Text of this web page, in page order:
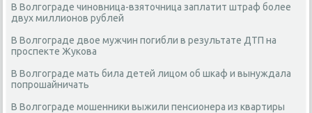
В Волгограде чиновница-взяточница заплатит штраф более
двух миллионов рублей
В Волгограде двое мужчин погибли в результате ДТП на
проспекте Жукова
В Волгограде мать била детей лицом об шкаф и вынуждала
попрошайничать
В Волгограде мошенники выжили пенсионера из квартиры